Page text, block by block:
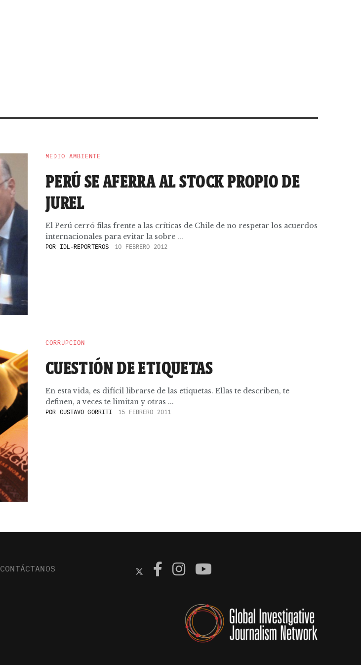
MEDIO AMBIENTE
PERÚ SE AFERRA AL STOCK PROPIO DE
JUREL
El Perú cerró filas frente a las críticas de Chile de no respetar los acuerdos
internacionales para evitar la sobre ...
POR IDL-REPORTEROS 10 FEBRERO 2012
CORRUPCIÓN
CUESTIÓN DE ETIQUETAS
En esta vida, es difícil librarse de las etiquetas. Ellas te describen, te
definen, a veces te limitan y otras ...
POR GUSTAVO GORRITI 15 FEBRERO 2011
CONTÁCTANOS